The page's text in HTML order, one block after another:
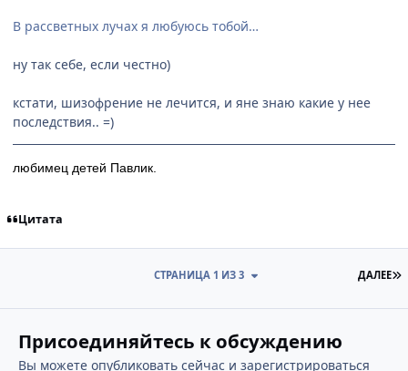
В рассветных лучах я любуюсь тобой…
ну так себе, если честно)
кстати, шизофрение не лечится, и яне знаю какие у нее
последствия.. =)
любимец детей Павлик.
Цитата
ДАЛЕЕ
СТРАНИЦА 1 ИЗ 3
Присоединяйтесь к обсуждению
Вы можете опубликовать сейчас и зарегистрироваться